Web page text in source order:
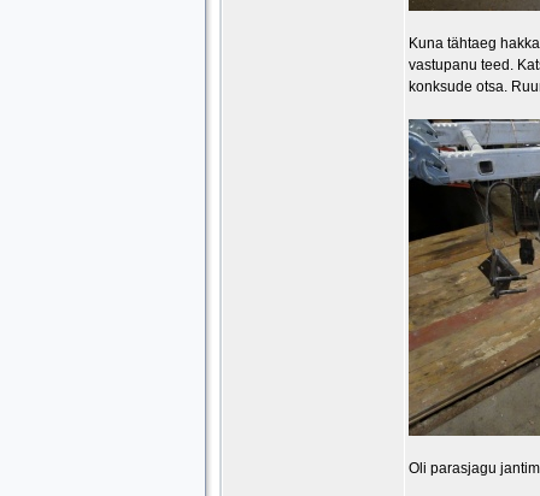
Kuna tähtaeg
vastupanu teed.
konksude otsa.
Oli parasjagu